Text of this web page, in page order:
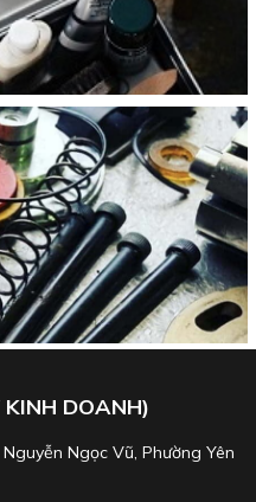
DOANH)
Ngọc Vũ, Phường Yên